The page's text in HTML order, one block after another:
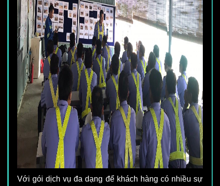
Với gói dịch vụ đa dạng để khách hàng có nhiều sự